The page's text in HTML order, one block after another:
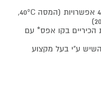
לטמפרטורה קבועה שנבחרה מתוך 4 אפשרויות (המסה 40ºC,
בקו אפס* עם
ע"י בעל מקצוע